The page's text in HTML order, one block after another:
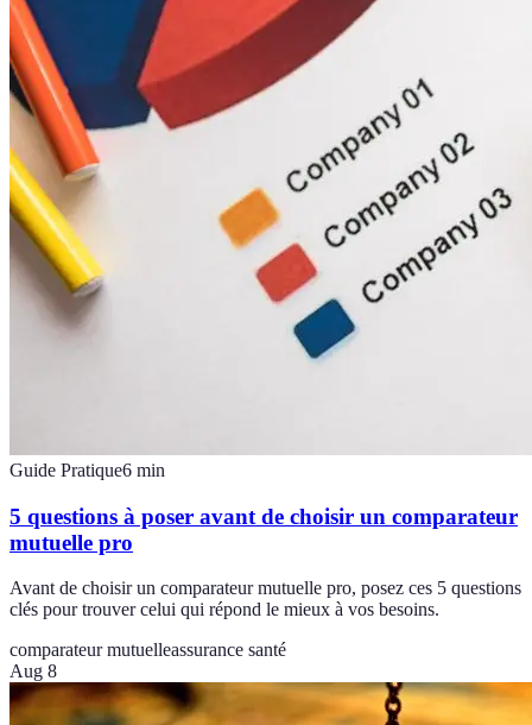
Guide Pratique6 min
5 questions à poser avant de choisir un comparateur
mutuelle pro
Avant de choisir un comparateur mutuelle pro, posez ces 5 questions
clés pour trouver celui qui répond le mieux à vos besoins.
comparateur mutuelleassurance santé
Aug 8